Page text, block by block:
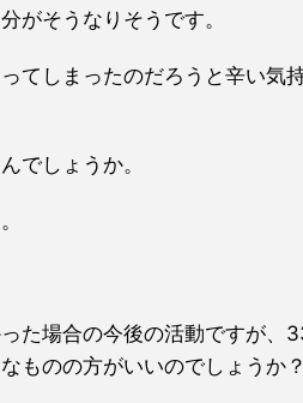
がそうなりそうです。
てしまったのだろうと辛い気
でしょうか。
た場合の今後の活動ですが、
ものの方がいいのでし ょうか